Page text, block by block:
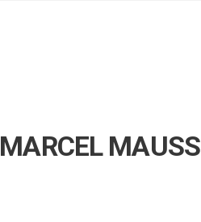
MARCEL MAUSS